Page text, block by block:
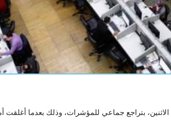
الاثنين، بتراجع جماعي للمؤشرات، وذلك بعدما